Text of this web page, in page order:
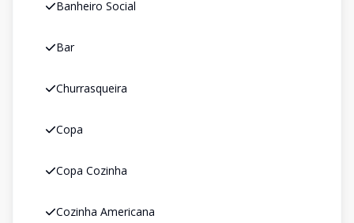
Banheiro Social
Bar
Churrasqueira
Copa
Copa Cozinha
Cozinha Americana